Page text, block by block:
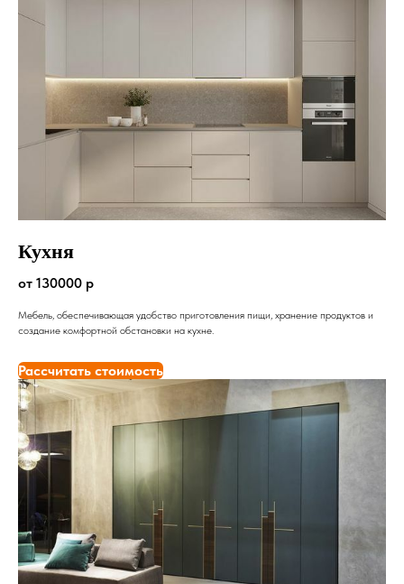
Кухня
от 130000 р
Мебель, обеспечивающая удобство приготовления пищи, хранение продуктов и
создание комфортной обстановки на кухне.
Рассчитать стоимость